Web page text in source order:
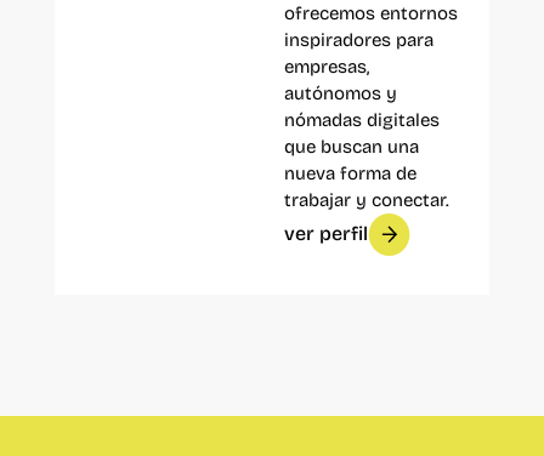
ofrecemos entornos
inspiradores para
empresas,
autónomos y
nómadas digitales
que buscan una
nueva forma de
trabajar y conectar.
ver perfil